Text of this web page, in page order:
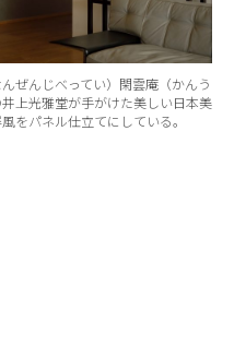
ぜんじべってい）閑雲庵（かんう
上光雅堂が手がけた美しい日本美
をパネル仕立てにしている。